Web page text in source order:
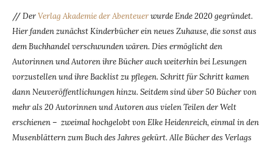
//DerVerlag Akademie der Abenteuerwurde Ende 2020 gegründet.
Hier fanden zunächst Kinderbücher ein neues Zuhause, die sonst aus
dem Buchhandel verschwunden wären. Dies ermöglicht den
Autorinnen und Autoren ihre Bücher auch weiterhin bei Lesungen
vorzustellen und ihre Backlist zu pflegen. Schritt für Schritt kamen
dann Neuveröffentlichungen hinzu. Seitdem sind über 50 Bücher von
mehr als 20 Autorinnen und Autoren aus vielen Teilen der Welt
erschienen – zweimal hochgelobt von Elke Heidenreich, einmal in den
Musenblättern zum Buch des Jahres gekürt. Alle Bücher des Verlags